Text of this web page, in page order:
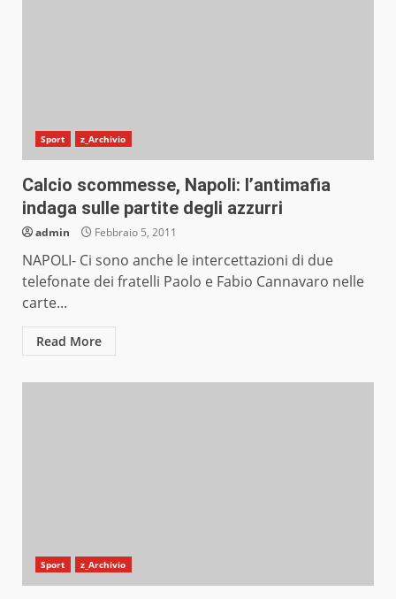
Sport z_Archivio
Calcio scommesse, Napoli: l’antimafia
indaga sulle partite degli azzurri
admin Febbraio 5, 2011
NAPOLI- Ci sono anche le intercettazioni di due
telefonate dei fratelli Paolo e Fabio Cannavaro nelle
carte...
Read More
Sport z_Archivio